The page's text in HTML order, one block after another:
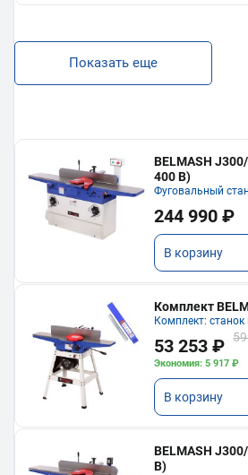
Показать еще
BELMASH
400 В)
Фуговальный
244 990 ₽
В корзину
Комплект
Комплект:
53 253 ₽
Экономия: 5 917 ₽
В корзину
BELMASH
В)